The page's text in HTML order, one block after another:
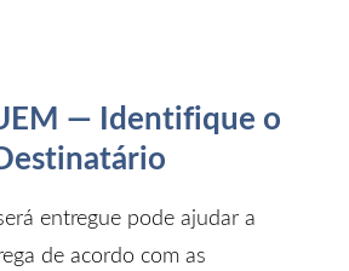
— Identifique o
entregue pode ajudar a
de acordo com as